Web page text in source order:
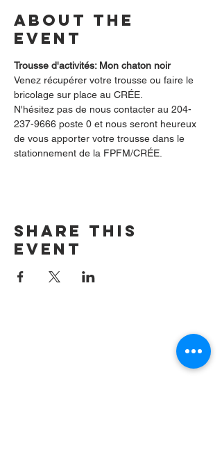
About the
event
Trousse d'activités: Mon chaton noir
Venez récupérer votre trousse ou faire le
bricolage sur place au CRÉE.
N'hésitez pas de nous contacter au 204-
237-9666 poste 0 et nous seront heureux
de vous apporter votre trousse dans le
stationnement de la FPFM/CRÉE.
Share this
event
info@lafpfm.ca
ext. 201